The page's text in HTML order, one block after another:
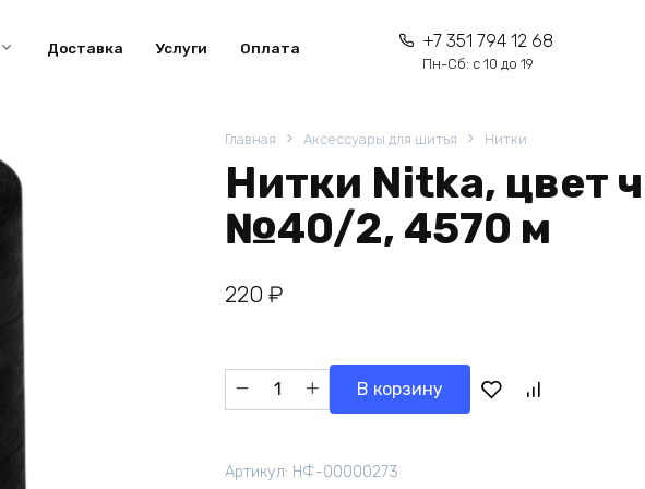
Доставка Услуги Оплата +7 351 794 12 68
Пн-Сб: с 10 до 19
Главная Аксессуары для шитья Нитки
Нитки Nitka, цвет
№40/2, 4570 м
220 ₽
Количество
товара
цвет
В корзину
Артикул: НФ-00000273